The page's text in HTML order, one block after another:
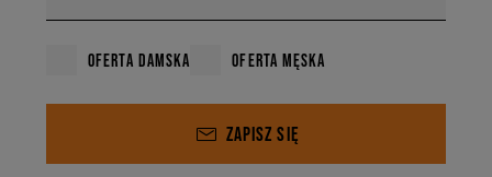
OFERTA DAMSKA OFERTA MĘSKA
ZAPISZ SIĘ